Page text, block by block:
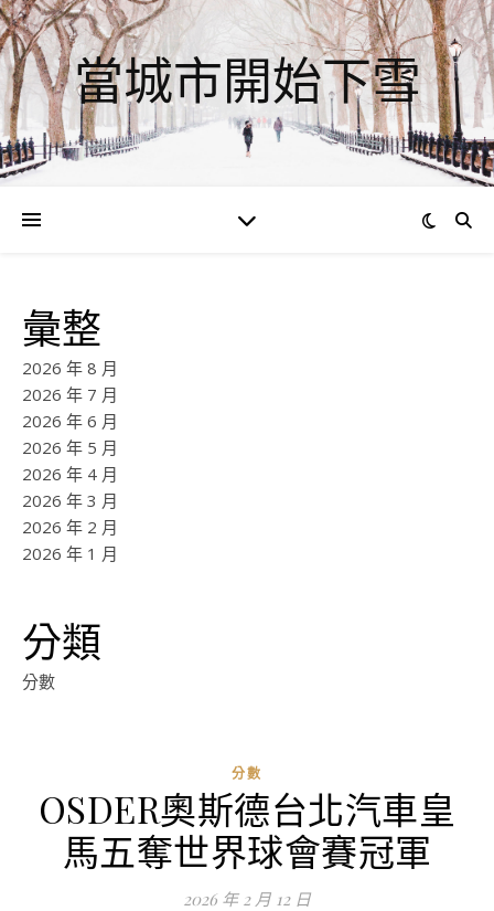
當城市開始下雪
彙整
2026 年 8 月
2026 年 7 月
2026 年 6 月
2026 年 5 月
2026 年 4 月
2026 年 3 月
2026 年 2 月
2026 年 1 月
分類
分數
分數
OSDER奧斯德台北汽車皇
馬五奪世界球會賽冠軍
2026 年 2 月 12 日